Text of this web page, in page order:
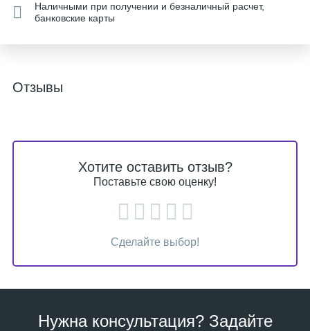
Наличными при получении и безналичный расчет,
банковские карты
Отзывы
Хотите оставить отзыв?
Поставьте свою оценку!
Сделайте выбор!
Нужна консультация? Задайте